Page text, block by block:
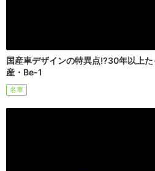
国産車デザインの特異点!?30年以上
産・Be-1
名車